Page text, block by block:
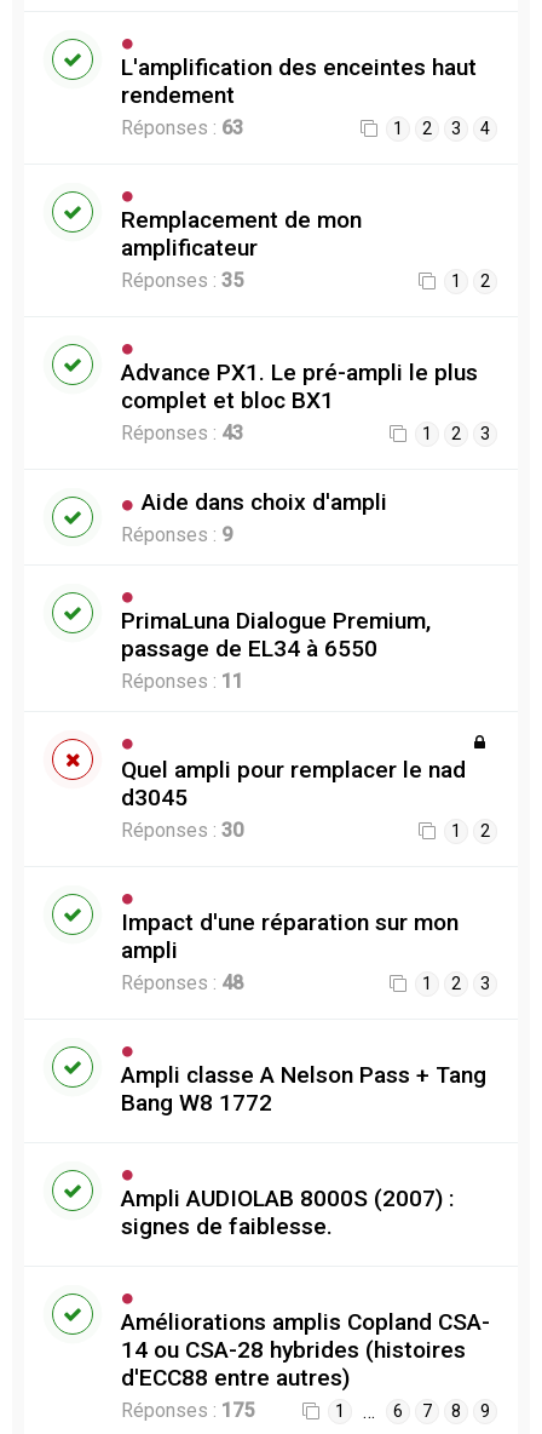
L'amplification des enceintes haut
rendement
Réponses : 63 1 2 3 4
Remplacement de mon
amplificateur
Réponses : 35 1 2
Advance PX1. Le pré-ampli le plus
complet et bloc BX1
Réponses : 43 1 2 3
Aide dans choix d'ampli
Réponses : 9
PrimaLuna Dialogue Premium,
passage de EL34 à 6550
Réponses : 11
Quel ampli pour remplacer le nad
d3045
Réponses : 30 1 2
Impact d'une réparation sur mon
ampli
Réponses : 48 1 2 3
Ampli classe A Nelson Pass + Tang
Bang W8 1772
Ampli AUDIOLAB 8000S (2007) :
signes de faiblesse.
Améliorations amplis Copland CSA-
14 ou CSA-28 hybrides (histoires
d'ECC88 entre autres)
Réponses : 175 1 … 6 7 8 9